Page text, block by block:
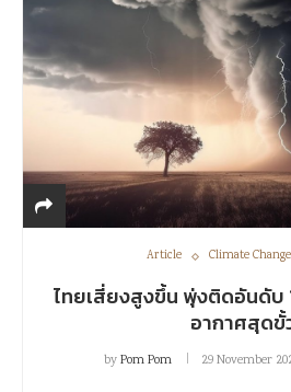
Article Climate Change
ไทยเสี่ยงสูงขึ้น พุ่งติดอันดับ
อากาศสุดขั้
byPom Pom 29 November